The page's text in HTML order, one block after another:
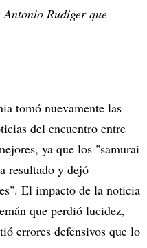
Rudiger que
tomó nuevamente las
del encuentro entre
ya que los "samurai
resultado y dejó
El impacto de la noticia
que perdió lucidez,
errores defensivos que lo